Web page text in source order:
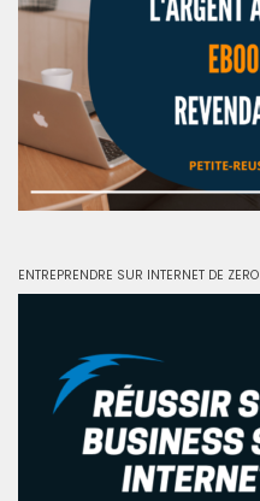
ENTREPRENDRE SUR INTERNET DE ZERO